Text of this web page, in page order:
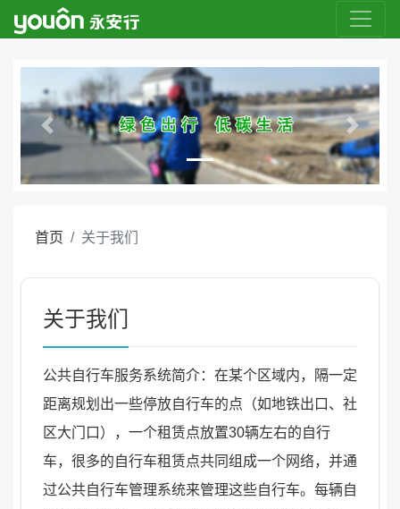
Previous Next
首页 关于我们
关于我们
公共自行车服务系统简介：在某个区域内，隔一定
距离规划出一些停放自行车的点（如地铁出口、社
区大门口），一个租赁点放置30辆左右的自行
车，很多的自行车租赁点共同组成一个网络，并通
过公共自行车管理系统来管理这些自行车。每辆自